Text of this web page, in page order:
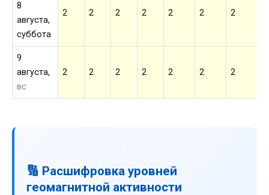
8
августа,
суббота
2 2 2 2 2 2 2
9
августа,
вс
2 2 2 2 2 2 2
🔢 Расшифровка уровней
геомагнитной активности